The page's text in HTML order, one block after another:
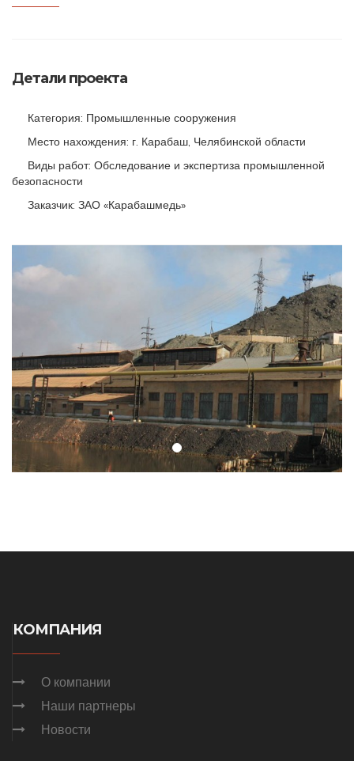
Детали проекта
Категория: Промышленные сооружения
Место нахождения: г. Карабаш, Челябинской области
Виды работ: Обследование и экспертиза промышленной
безопасности
Заказчик: ЗАО «Карабашмедь»
КОМПАНИЯ
О компании
Наши партнеры
Новости